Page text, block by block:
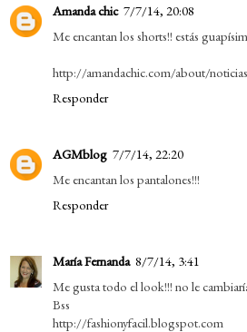
Amanda chic 7/7/14, 20:08
Me encantan los shorts!! estás
http://amandachic.com/about/
Responder
AGMblog 7/7/14, 22:20
Me encantan los pantalones!!!
Responder
María Fernanda 8/7/14, 3:41
Me gusta todo el look!!! no le
Bss
http://fashionyfacil.blogspot.com